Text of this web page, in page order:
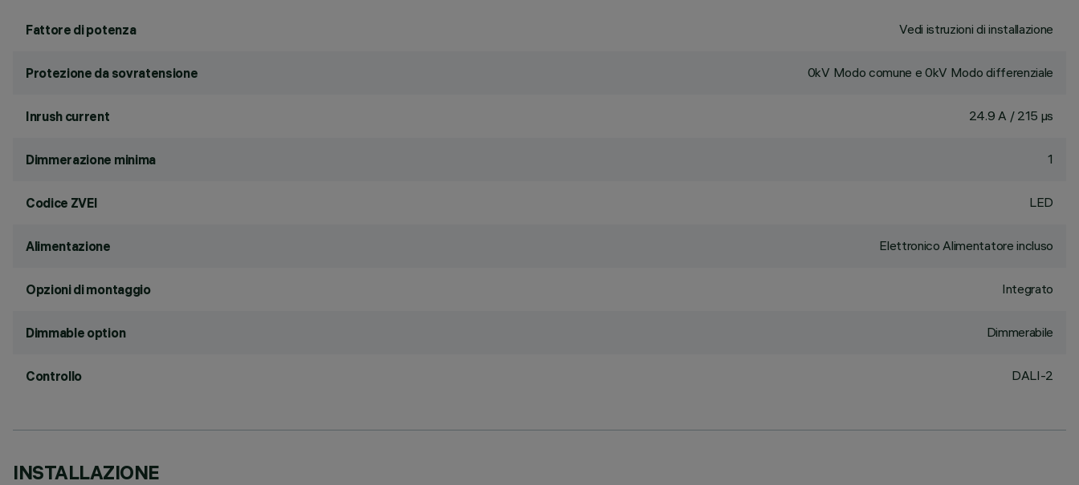
Fattore di potenza Vedi istruzioni di installazione
Protezione da sovratensione 0kV Modo comune e 0kV Modo differenziale
Inrush current 24.9 A / 215 µs
Dimmerazione minima 1
Codice ZVEI LED
Alimentazione Elettronico Alimentatore incluso
Opzioni di montaggio Integrato
Dimmable option Dimmerabile
Controllo DALI-2
INSTALLAZIONE